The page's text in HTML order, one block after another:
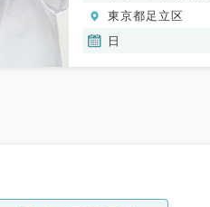
東京都足立区
日